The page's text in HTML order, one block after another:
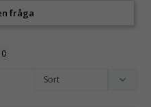
fråga